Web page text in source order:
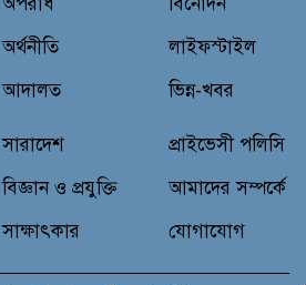
চন্দনাইশে সড়ক দূর্ঘটনায় নিহত-১,
অর্থনীতি
আদালত
লাইফস্টাইল
ভিন্ন-খবর
সারাদেশ
বিজ্ঞান ও প্রযুক্তি
সাক্ষাৎকার
প্রাইভেসী পলিসি
আমাদের সম্পর্কে
যোগাযোগ